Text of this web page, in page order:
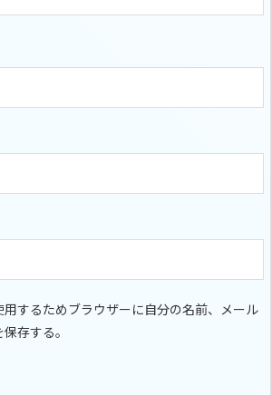
するためブラウザーに自分の名前、メール
存する。